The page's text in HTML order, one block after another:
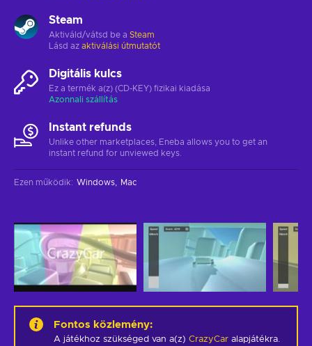
Steam
Aktiváld/vátsd be a Steam
Lásd az aktiválási útmutatót
Digitális kulcs
Ez a termék a(z) (CD-KEY) fizikai kiadása
Azonnali szállítás
Instant refunds
Unlike other marketplaces, Eneba allows you to get an
instant refund for unviewed keys.
Ezen működik: Windows Mac
Fontos közlemény:
A játékhoz szükséged van a(z) CrazyCar alapjátékra.